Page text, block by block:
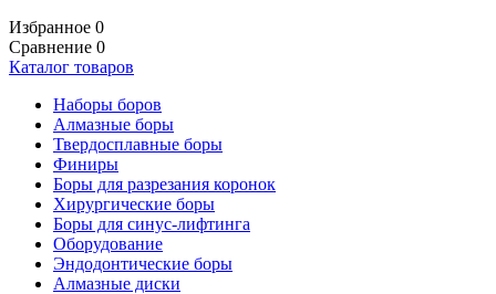
Избранное 0
Сравнение 0
Каталог товаров
Наборы боров
Алмазные боры
Твердосплавные боры
Финиры
Боры для разрезания коронок
Хирургические боры
Боры для синус-лифтинга
Оборудование
Эндодонтические боры
Алмазные диски